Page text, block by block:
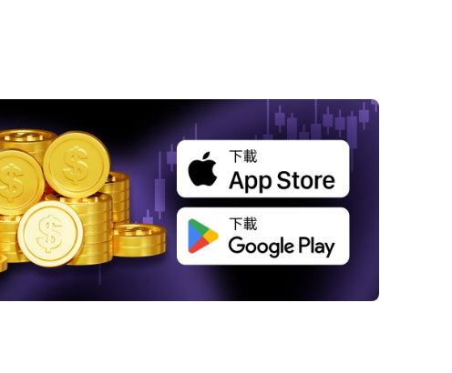
4. 專家視角：黃金的週期性調整與緊急流動性需
求
5. 投資者行為模式：應對危機的資產配置調整
6. 長期基本面與技術分析的平衡